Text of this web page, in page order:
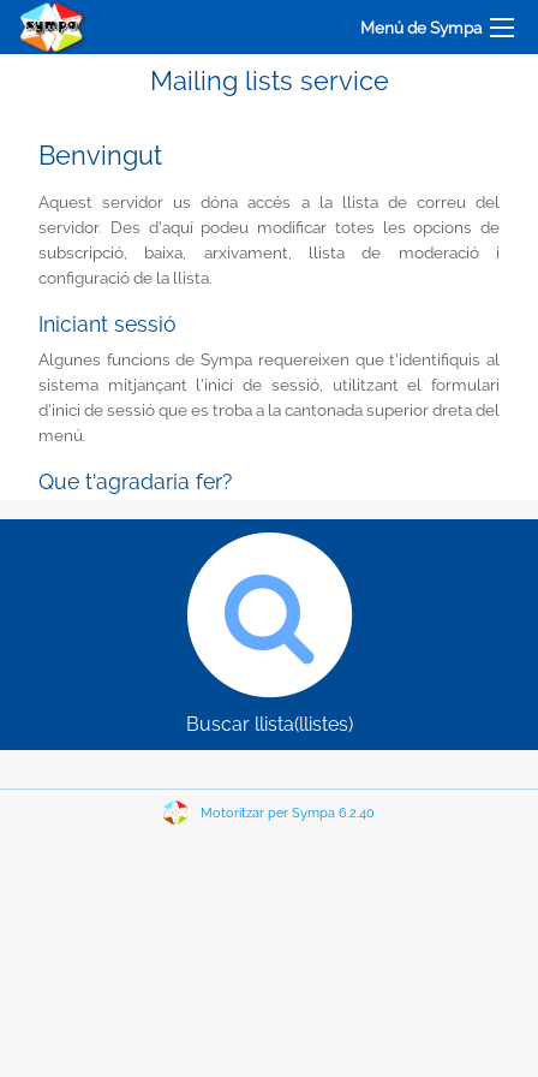
Menú de Sympa
Mailing lists service
Benvingut
Aquest servidor us dóna accés a la llista de correu del
servidor. Des d'aquí podeu modificar totes les opcions de
subscripció, baixa, arxivament, llista de moderació i
configuració de la llista.
Iniciant sessió
Algunes funcions de Sympa requereixen que t'identifiquis al
sistema mitjançant l'inici de sessió, utilitzant el formulari
d'inici de sessió que es troba a la cantonada superior dreta del
menú.
Que t'agradaria fer?
Buscar llista(llistes)
Motoritzar per Sympa 6.2.40